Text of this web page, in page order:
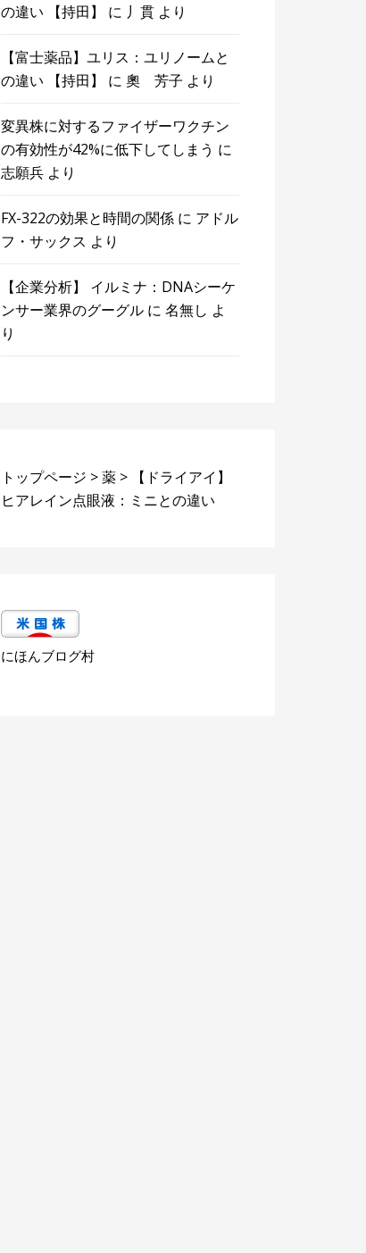
の違い 【持田】
に 丿貫 より
【富士薬品】ユリス：ユリノームと
の違い 【持田】
に奧 芳子 より
変異株に対するファイザーワクチン
の有効性が42%に低下してしまう に
志願兵 より
FX-322の効果と時間の関係 に アドル
フ・サックス より
【企業分析】 イルミナ：DNAシーケ
ンサー業界のグーグル に名無し よ
り
トップページ >薬 >
【ドライアイ】
ヒアレイン点眼液：ミニとの違い
にほんブログ村